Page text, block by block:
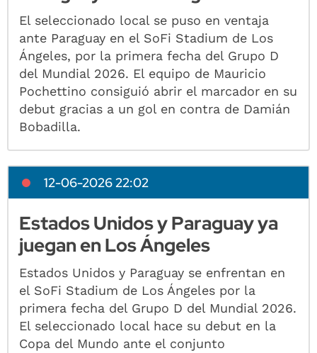
El seleccionado local se puso en ventaja
ante Paraguay en el SoFi Stadium de Los
Ángeles, por la primera fecha del Grupo D
del Mundial 2026. El equipo de Mauricio
Pochettino consiguió abrir el marcador en su
debut gracias a un gol en contra de Damián
Bobadilla.
12-06-2026 22:02
Estados Unidos y Paraguay ya
juegan en Los Ángeles
Estados Unidos y Paraguay se enfrentan en
el SoFi Stadium de Los Ángeles por la
primera fecha del Grupo D del Mundial 2026.
El seleccionado local hace su debut en la
Copa del Mundo ante el conjunto